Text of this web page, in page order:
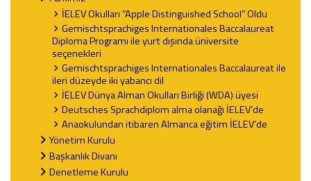
İELEV Okulları “Apple Distinguished School” Oldu
Gemischtsprachiges Internationales Baccalaureat
Diploma Programı ile yurt dışında üniversite
seçenekleri
Gemischtsprachiges Internationales Baccalaureat ile
ileri düzeyde iki yabancı dil
İELEV Dünya Alman Okulları Birliği (WDA) üyesi
Deutsches Sprachdiplom alma olanağı İELEV’de
Anaokulundan itibaren Almanca eğitim İELEV’de
Yönetim Kurulu
Başkanlık Divanı
Denetleme Kurulu